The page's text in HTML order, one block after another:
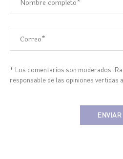
* Los comentarios son moderados.
responsable de las opiniones vertidas